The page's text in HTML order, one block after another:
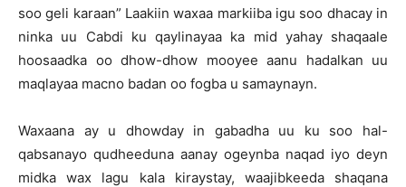
soo geli karaan” Laakiin waxaa markiiba igu soo dhacay in
ninka uu Cabdi ku qaylinayaa ka mid yahay shaqaale
hoosaadka oo dhow-dhow mooyee aanu hadalkan uu
maqlayaa macno badan oo fogba u samaynayn.
Waxaana ay u dhowday in gabadha uu ku soo hal-
qabsanayo qudheeduna aanay ogeynba naqad iyo deyn
midka wax lagu kala kiraystay, waajibkeeda shaqana